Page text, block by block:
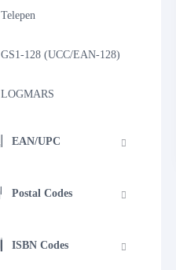
Telepen
GS1-128 (UCC/EAN-128)
LOGMARS
EAN/UPC
Postal Codes
ISBN Codes